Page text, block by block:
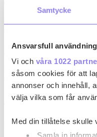
Samtycke
Ansvarsfull
Vi och våra 1022
såsom cookies för att
annonser och innehåll,
välja vilka som får
Med din tillåtelse skulle
Samla in
Melindas fröknäcke
Gott och ”relativt”
substitut till kex på
Prenumerera på